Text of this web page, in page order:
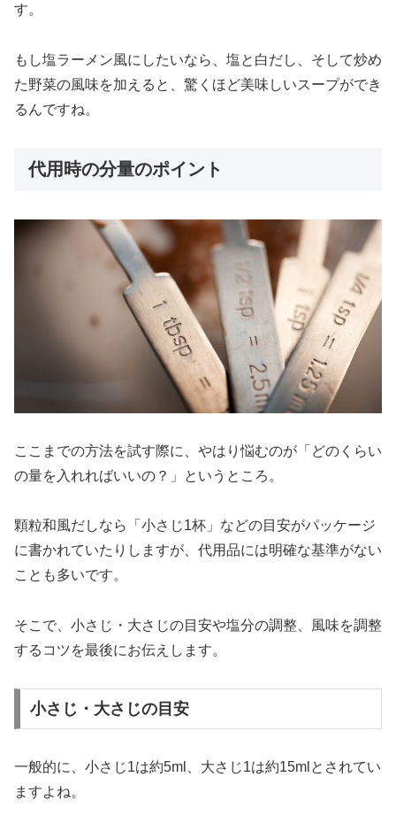
す。
もし塩ラーメン風にしたいなら、塩と白だし、そして炒め
た野菜の風味を加えると、驚くほど美味しいスープができ
るんですね。
代用時の分量のポイント
ここまでの方法を試す際に、やはり悩むのが「どのくらい
の量を入れればいいの？」というところ。
顆粒和風だしなら「小さじ1杯」などの目安がパッケージ
に書かれていたりしますが、代用品には明確な基準がない
ことも多いです。
そこで、小さじ・大さじの目安や塩分の調整、風味を調整
するコツを最後にお伝えします。
小さじ・大さじの目安
一般的に、小さじ1は約5ml、大さじ1は約15mlとされてい
ますよね。